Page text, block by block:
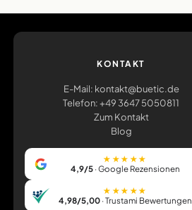
KONTAKT
E-Mail: kontakt@buetic.de
Telefon: +49 3647 5050811
Zum Kontakt
Blog
★★★★★
4,9/5 · Google Rezensionen
★★★★★
4,98/5,00 · Trustami Bewertungen